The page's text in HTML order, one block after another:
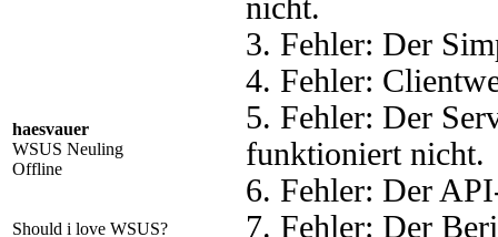
haesvauer
WSUS Neuling
Offline
Should i love WSUS?
nicht.
3. Fehler: Der
4. Fehler:
5. Fehler: Der
funktioniert nicht.
6. Fehler: Der
7. Fehler: Der